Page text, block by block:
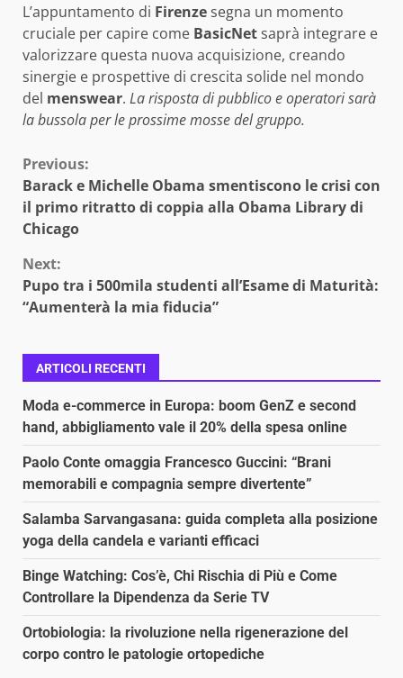
L’appuntamento di Firenzesegna un momento
cruciale per capire come BasicNetsaprà integrare e
valorizzare questa nuova acquisizione, creando
sinergie e prospettive di crescita solide nel mondo
del menswear. La risposta di pubblico e operatori sarà
la bussola per le prossime mosse del gruppo.
Continue
Reading
Previous:
Barack e Michelle Obama smentiscono le crisi con
il primo ritratto di coppia alla Obama Library di
Chicago
Next:
Pupo tra i 500mila studenti all’Esame di Maturità:
“Aumenterà la mia fiducia”
ARTICOLI RECENTI
Moda e-commerce in Europa: boom GenZ e second
hand, abbigliamento vale il 20% della spesa online
Paolo Conte omaggia Francesco Guccini: “Brani
memorabili e compagnia sempre divertente”
Salamba Sarvangasana: guida completa alla posizione
yoga della candela e varianti efficaci
Binge Watching: Cos’è, Chi Rischia di Più e Come
Controllare la Dipendenza da Serie TV
Ortobiologia: la rivoluzione nella rigenerazione del
corpo contro le patologie ortopediche